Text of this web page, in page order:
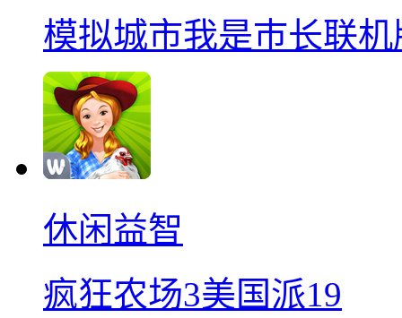
模拟城市我是巿长联机
休闲益智
疯狂农场3美国派19